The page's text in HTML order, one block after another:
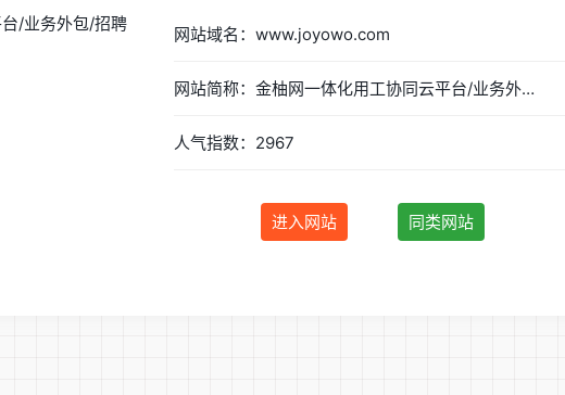
网站域名：www.joyowo.com
网站简称：金柚网一体化用工协同云平台/业务外包/招聘外包/招聘系统/海外招聘
人气指数：2967
进入网站 同类网站